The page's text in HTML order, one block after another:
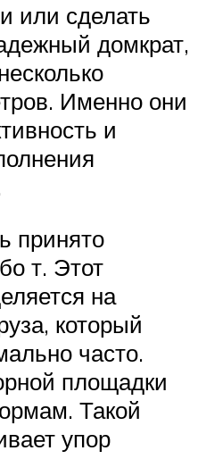
или сделать
домкрат,
Именно они
и
принято
т. Этот
на
который
часто.
площадки
Такой
упор